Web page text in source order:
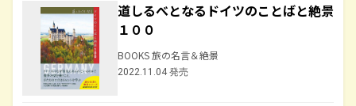
道しるべとなるドイツのことばと絶景
１００
BOOKS 旅の名言＆絶景
2022.11.04 発売